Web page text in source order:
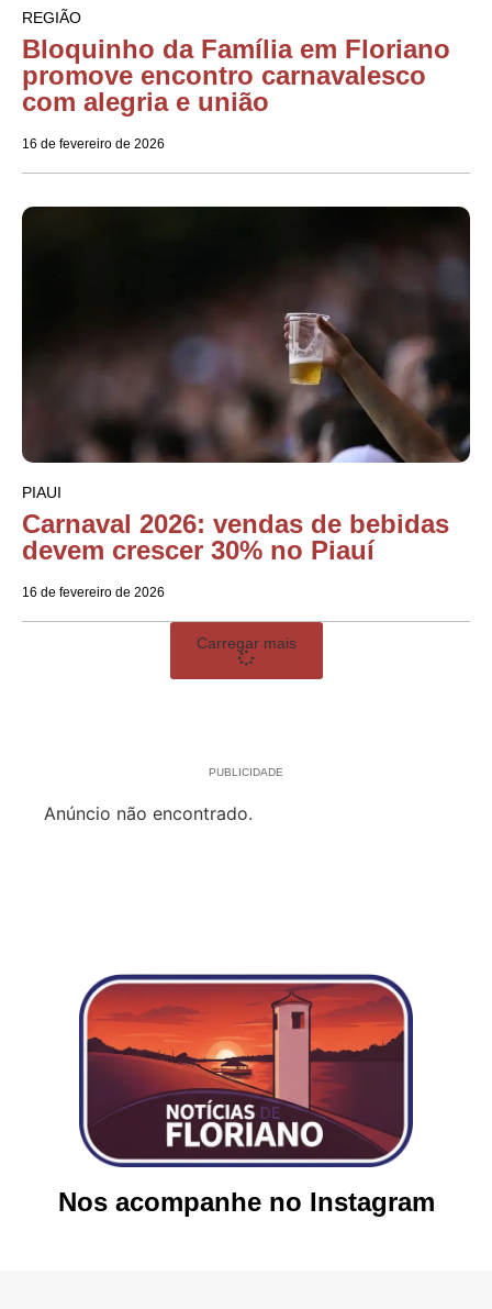
REGIÃO
Bloquinho da Família em Floriano
promove encontro carnavalesco
com alegria e união
16 de fevereiro de 2026
PIAUI
Carnaval 2026: vendas de bebidas
devem crescer 30% no Piauí
16 de fevereiro de 2026
Carregar mais
PUBLICIDADE
Anúncio não encontrado.
Nos acompanhe no Instagram